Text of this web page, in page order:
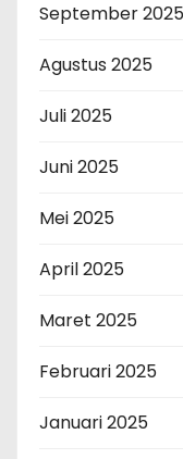
September 2025
Agustus 2025
Juli 2025
Juni 2025
Mei 2025
April 2025
Maret 2025
Februari 2025
Januari 2025